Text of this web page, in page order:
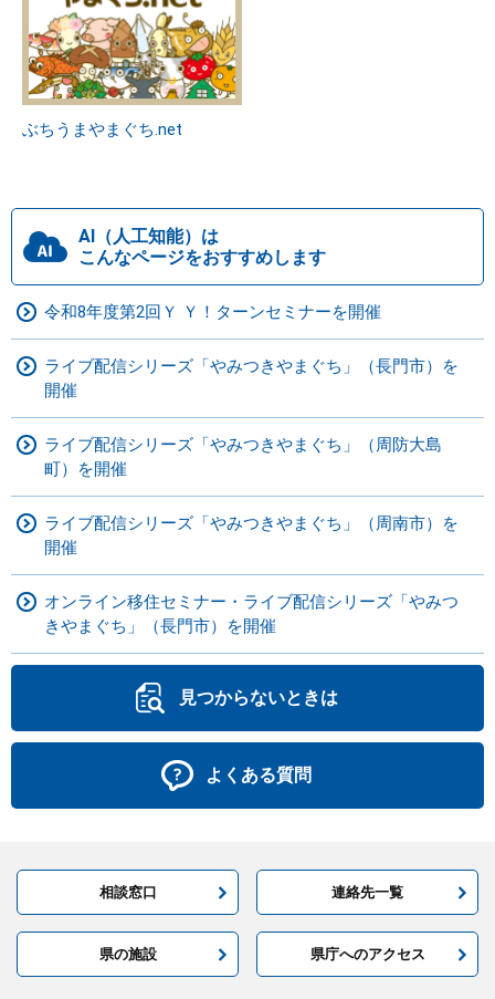
ぶちうまやまぐち.net
AI（人工知能）は
こんなページをおすすめします
令和8年度第2回Ｙ Ｙ！ターンセミナーを開催
ライブ配信シリーズ「やみつきやまぐち」（長門市）を
開催
ライブ配信シリーズ「やみつきやまぐち」（周防大島
町）を開催
ライブ配信シリーズ「やみつきやまぐち」（周南市）を
開催
オンライン移住セミナー・ライブ配信シリーズ「やみつ
きやまぐち」（長門市）を開催
見つからないときは
よくある質問
相談窓口 連絡先一覧
県の施設 県庁へのアクセス